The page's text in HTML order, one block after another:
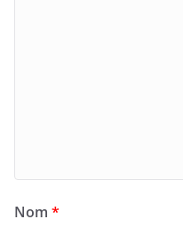
Nom *